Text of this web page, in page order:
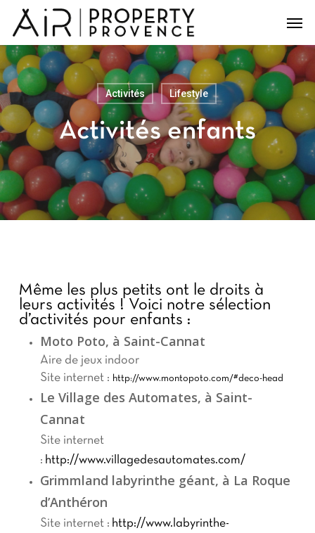
main
content
Activités Lifestyle
Activités enfants
Même les plus petits ont le droits à
leurs activités ! Voici notre sélection
d’activités pour enfants :
Moto Poto, à Saint-Cannat
Aire de jeux indoor
Site internet : http://www.montopoto.com/#deco-head
Le Village des Automates, à Saint-
Cannat
Site internet
: http://www.villagedesautomates.com/
Grimmland labyrinthe géant, à La Roque
d’Anthéron
Site internet : http://www.labyrinthe-